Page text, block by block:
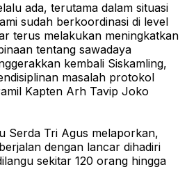
ada, terutama dalam situasi
sudah berkoordinasi di level
terus melakukan meningkatkan
tentang sawadaya
kembali Siskamling,
masalah protokol
Kapten Arh Tavip Joko
Serda Tri Agus melaporkan,
dengan lancar dihadiri
sekitar 120 orang hingga